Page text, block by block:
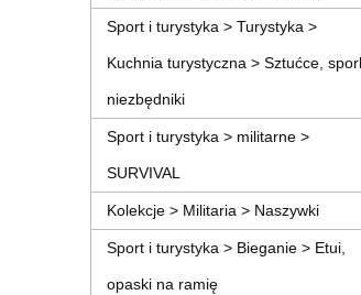
Sport i turystyka > Turystyka >
Kuchnia turystyczna > Sztućce,
niezbędniki
Sport i turystyka > militarne >
SURVIVAL
Kolekcje > Militaria > Naszywki
Sport i turystyka > Bieganie > Etui,
opaski na ramię